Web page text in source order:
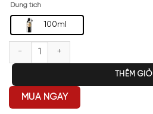
Dung tích
100ml
Montale Oudmazing EDP số lượng
THÊM GIỎ
MUA NGAY